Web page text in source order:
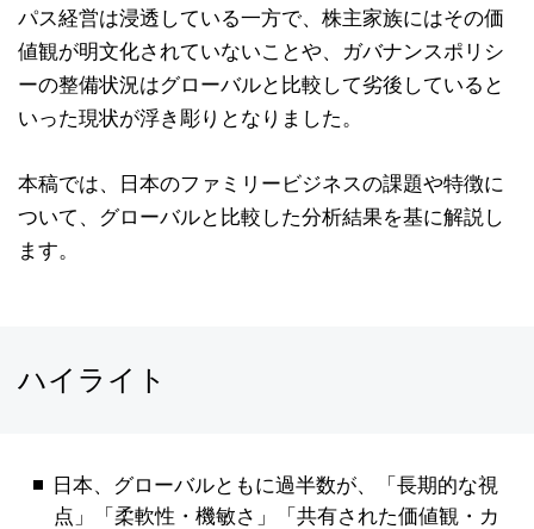
パス経営は浸透している一方で、株主家族にはその価
値観が明文化されていないことや、ガバナンスポリシ
ーの整備状況はグローバルと比較して劣後していると
いった現状が浮き彫りとなりました。
本稿では、日本のファミリービジネスの課題や特徴に
ついて、グローバルと比較した分析結果を基に解説し
ます。
ハイライト
日本、グローバルともに過半数が、「長期的な視
点」「柔軟性・機敏さ」「共有された価値観・カ